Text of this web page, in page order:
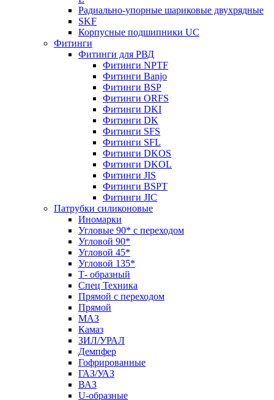
Радиально-упорные шариковые двухрядные
SKF
Корпусные подшипники UC
Фитинги
Фитинги для РВД
Фитинги NPTF
Фитинги Banjo
Фитинги BSP
Фитинги ORFS
Фитинги DKI
Фитинги DK
Фитинги SFS
Фитинги SFL
Фитинги DKOS
Фитинги DKOL
Фитинги JIS
Фитинги BSPT
Фитинги JIC
Патрубки силиконовые
Иномарки
Угловые 90* с переходом
Угловой 90*
Угловой 45*
Угловой 135*
Т- образный
Спец Техника
Прямой с переходом
Прямой
МАЗ
Камаз
ЗИЛ/УРАЛ
Демпфер
Гофрированные
ГАЗ/УАЗ
ВАЗ
U-образные